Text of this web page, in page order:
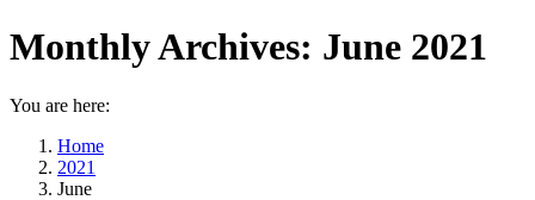
Monthly Archives: June 2021
You are here:
Home
2021
June